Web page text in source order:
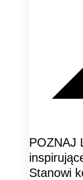
POZNAJ
Stanowi